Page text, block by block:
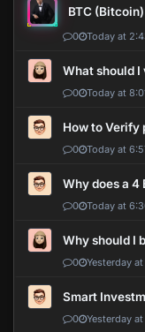
BTC
0 Today at
What should I
0 Today at
How to Verify
0 Today at
Why does a 4
0 Today at
Why should I
0 Yesterday
Smart
0 Yesterday